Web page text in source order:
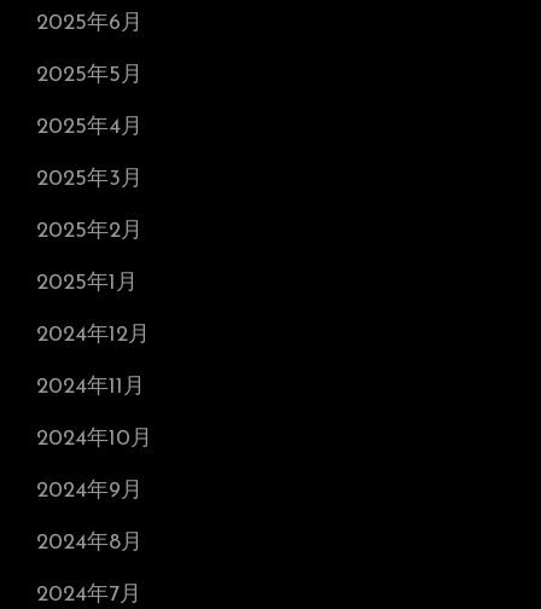
2025年6月
2025年5月
2025年4月
2025年3月
2025年2月
2025年1月
2024年12月
2024年11月
2024年10月
2024年9月
2024年8月
2024年7月